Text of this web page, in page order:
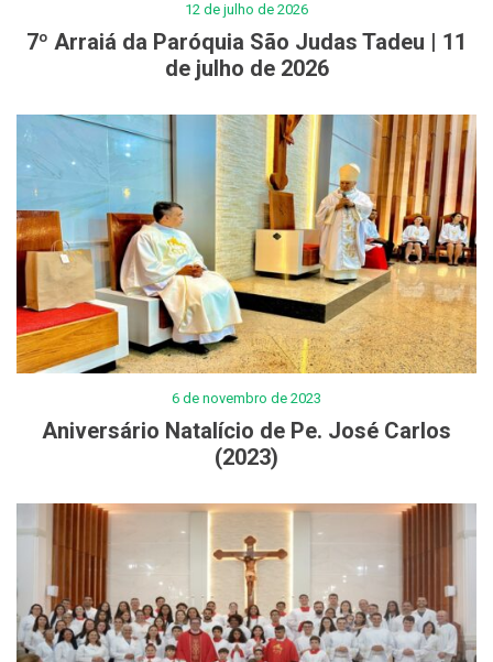
12 de julho de 2026
7º Arraiá da Paróquia São Judas Tadeu | 11
de julho de 2026
6 de novembro de 2023
Aniversário Natalício de Pe. José Carlos
(2023)